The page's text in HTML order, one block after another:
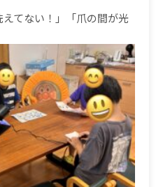
えてない！」「爪の間が光